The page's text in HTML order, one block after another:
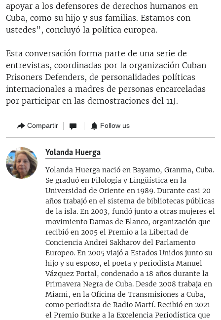
apoyar a los defensores de derechos humanos en
Cuba, como su hijo y sus familias. Estamos con
ustedes”, concluyó la política europea.
Esta conversación forma parte de una serie de
entrevistas, coordinadas por la organización Cuban
Prisoners Defenders, de personalidades políticas
internacionales a madres de personas encarceladas
por participar en las demostraciones del 11J.
Compartir Follow us
Yolanda Huerga
Yolanda Huerga nació en Bayamo, Granma, Cuba.
Se graduó en Filología y Lingüística en la
Universidad de Oriente en 1989. Durante casi 20
años trabajó en el sistema de bibliotecas públicas
de la isla. En 2003, fundó junto a otras mujeres el
movimiento Damas de Blanco, organización que
recibió en 2005 el Premio a la Libertad de
Conciencia Andrei Sakharov del Parlamento
Europeo. En 2005 viajó a Estados Unidos junto su
hijo y su esposo, el poeta y periodista Manuel
Vázquez Portal, condenado a 18 años durante la
Primavera Negra de Cuba. Desde 2008 trabaja en
Miami, en la Oficina de Transmisiones a Cuba,
como periodista de Radio Martí. Recibió en 2021
el Premio Burke a la Excelencia Periodística que